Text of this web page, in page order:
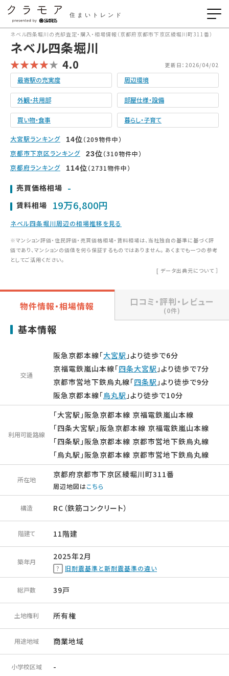
住まいトレンド
ネベル四条堀川の売却査定・購入・相場情報（京都府京都市下京区綾堀川町311番）
ネベル四条堀川
4.0 更新日：2026/04/02
最寄駅の充実度 周辺環境
外観・共用部 部屋仕様・設備
買い物・食事 暮らし・子育て
大宮駅ランキング 14位（209物件中）
京都市下京区ランキング
23位（310物件中）
京都府ランキング
114位（2731物件中）
売買価格相場 -
賃料相場 19万6,800円
ネベル四条堀川周辺の相場推移を見る
※マンション評価・住民評価・売買価格相場・賃料相場は、当社独自の基準に基づく評
価であり、マンションの価値を何ら保証するものではありません。 あくまでも一つの参考
としてご活用ください。
[ データ出典元について ］
物件情報・相場情報 口コミ・評判・レビュー
(0件)
基本情報
交通
阪急京都本線「大宮駅」より徒歩で6分
京福電鉄嵐山本線「四条大宮駅」より徒歩で7分
京都市営地下鉄烏丸線「四条駅」より徒歩で9分
阪急京都本線「烏丸駅」より徒歩で10分
利用可能路線
「大宮駅」阪急京都本線 京福電鉄嵐山本線
「四条大宮駅」阪急京都本線 京福電鉄嵐山本線
「四条駅」阪急京都本線 京都市営地下鉄烏丸線
「烏丸駅」阪急京都本線 京都市営地下鉄烏丸線
所在地
京都府京都市下京区綾堀川町311番
周辺地図はこちら
構造 RC（鉄筋コンクリート）
階建て 11階建
築年月
2025年2月
旧耐震基準と新耐震基準の違い
総戸数 39戸
土地権利 所有権
用途地域 商業地域
小学校区域 -